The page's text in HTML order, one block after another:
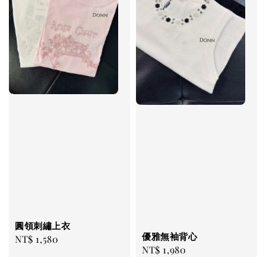
圓領刺繡上衣
Regular
NT$ 1,580 優雅無袖背心
Regular
NT$ 1,980